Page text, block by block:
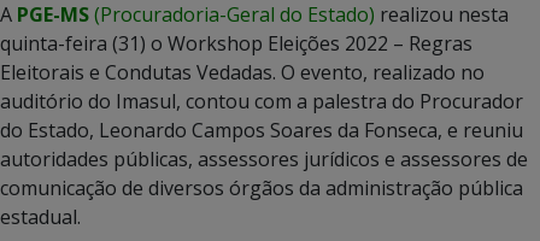
A PGE-MS(Procuradoria-Geral do Estado) realizou nesta
quinta-feira (31) o Workshop Eleições 2022 – Regras
Eleitorais e Condutas Vedadas. O evento, realizado no
auditório do Imasul, contou com a palestra do Procurador
do Estado, Leonardo Campos Soares da Fonseca, e reuniu
autoridades públicas, assessores jurídicos e assessores de
comunicação de diversos órgãos da administração pública
estadual.